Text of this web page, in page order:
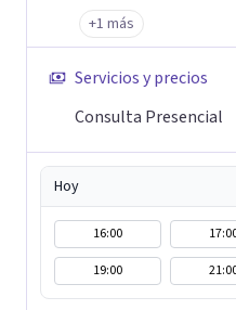
+1 más
Servicios y precios
Consulta Presencial
Hoy
16:00
19:00